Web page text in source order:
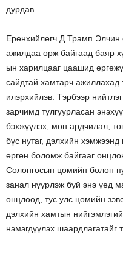
дурдав.
Ерөнхийлөгч Д.Трамп Элчин
ажилдаа орж байгаад баяр
ын харилцааг цаашид
сайдтай хамтарч ажиллахад
илэрхийлэв. Тэрбээр
зарчимд тулгуурласан
бэхжүүлэх, мөн ардчилал,
бүс нутаг, дэлхийн
өргөн боломж байгааг
Солонгосын цөмийн болон
занал нүүрлэж буй энэ үед
онцлоод, тус улс цөмийн
дэлхийн хамтын
нэмэгдүүлэх шаардлагатайг